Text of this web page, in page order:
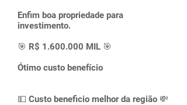
Enfim boa propriedade para
investimento.
🎯 R$ 1.600.000 MIL 🎯
Ótimo custo benefício
💵 Custo beneficio melhor da região 💸